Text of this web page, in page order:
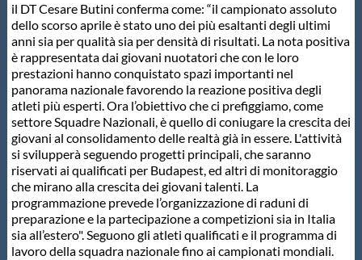
Area Legislativa
Protezione Civile
Qualità
Sostenibilità
Privacy
il DT Cesare Butini conferma come: “il campionato assoluto
dello scorso aprile è stato uno dei più esaltanti degli ultimi
anni sia per qualità sia per densità di risultati. La nota positiva
è rappresentata dai giovani nuotatori che con le loro
prestazioni hanno conquistato spazi importanti nel
panorama nazionale favorendo la reazione positiva degli
atleti più esperti. Ora l’obiettivo che ci prefiggiamo, come
settore Squadre Nazionali, è quello di coniugare la crescita dei
giovani al consolidamento delle realtà già in essere. L'attività
si svilupperà seguendo progetti principali, che saranno
riservati ai qualificati per Budapest, ed altri di monitoraggio
che mirano alla crescita dei giovani talenti. La
programmazione prevede l’organizzazione di raduni di
preparazione e la partecipazione a competizioni sia in Italia
sia all’estero". Seguono gli atleti qualificati e il programma di
lavoro della squadra nazionale fino ai campionati mondiali.